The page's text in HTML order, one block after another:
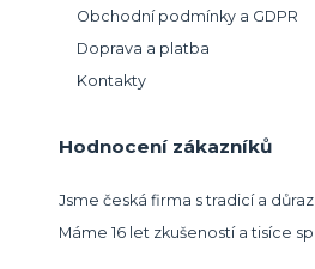
Obchodní podmínky a GDPR
Doprava a platba
Kontakty
Hodnocení zákazníků
Jsme česká firma s tradicí a
Máme 16 let zkušeností a tisíce